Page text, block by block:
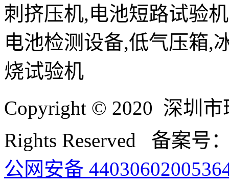
刺挤压机,电池短路试验
电池检测设备,低气压箱,
烧试验机
Copyright © 2020 深圳
Rights Reserved 备案号
公网安备